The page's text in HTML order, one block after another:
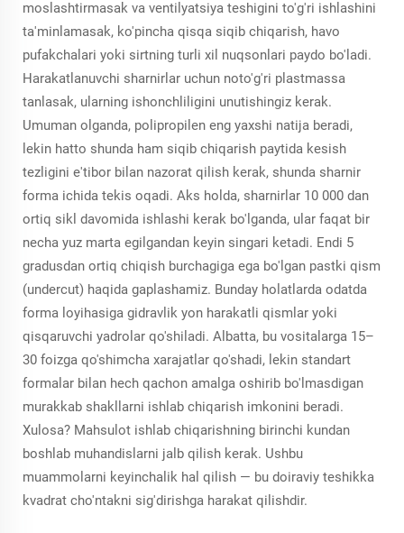
moslashtirmasak va ventilyatsiya teshigini to'g'ri ishlashini
ta'minlamasak, ko'pincha qisqa siqib chiqarish, havo
pufakchalari yoki sirtning turli xil nuqsonlari paydo bo'ladi.
Harakatlanuvchi sharnirlar uchun noto'g'ri plastmassa
tanlasak, ularning ishonchliligini unutishingiz kerak.
Umuman olganda, polipropilen eng yaxshi natija beradi,
lekin hatto shunda ham siqib chiqarish paytida kesish
tezligini e'tibor bilan nazorat qilish kerak, shunda sharnir
forma ichida tekis oqadi. Aks holda, sharnirlar 10 000 dan
ortiq sikl davomida ishlashi kerak bo'lganda, ular faqat bir
necha yuz marta egilgandan keyin singari ketadi. Endi 5
gradusdan ortiq chiqish burchagiga ega bo'lgan pastki qism
(undercut) haqida gaplashamiz. Bunday holatlarda odatda
forma loyihasiga gidravlik yon harakatli qismlar yoki
qisqaruvchi yadrolar qo'shiladi. Albatta, bu vositalarga 15–
30 foizga qo'shimcha xarajatlar qo'shadi, lekin standart
formalar bilan hech qachon amalga oshirib bo'lmasdigan
murakkab shakllarni ishlab chiqarish imkonini beradi.
Xulosa? Mahsulot ishlab chiqarishning birinchi kundan
boshlab muhandislarni jalb qilish kerak. Ushbu
muammolarni keyinchalik hal qilish — bu doiraviy teshikka
kvadrat cho'ntakni sig'dirishga harakat qilishdir.